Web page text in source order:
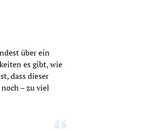
über ein
es gibt, wie
dass dieser
– zu viel